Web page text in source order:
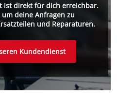
ist direkt für dich erreichbar.
deine Anfragen zu
und Reparaturen.
Kundendienst